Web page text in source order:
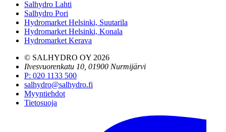
Salhydro Lahti
Salhydro Pori
Hydromarket Helsinki, Suutarila
Hydromarket Helsinki, Konala
Hydromarket Kerava
© SALHYDRO OY 2026
Ilvesvuorenkatu 10, 01900 Nurmijärvi
P: 020 1133 500
salhydro@salhydro.fi
Myyntiehdot
Tietosuoja